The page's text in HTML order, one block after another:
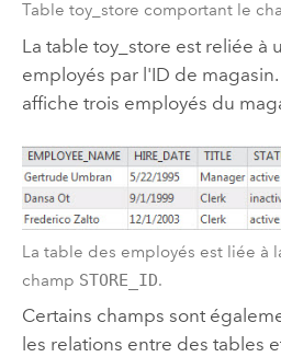
Table toy_store comportant le
La table toy_store est reliée à
employés par l'ID de
affiche trois employés du
La table des employés est liée à
champ STORE_ID.
Certains champs sont
les relations entre des tables